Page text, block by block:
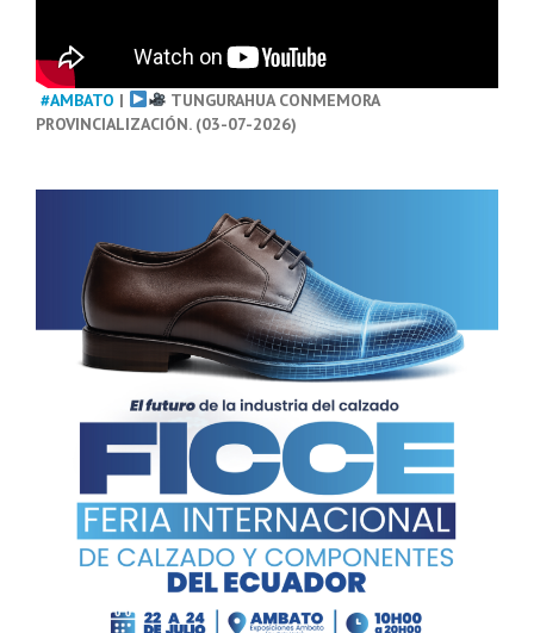
#AMBATO |
TUNGURAHUA CONMEMORA
PROVINCIALIZACIÓN. (03-07-2026)